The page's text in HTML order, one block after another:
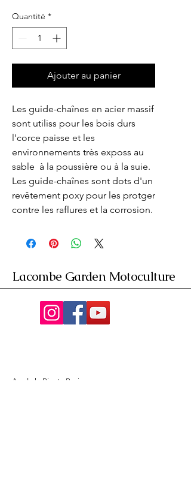
Quantité *
Ajouter au panier
Les guide-chaînes en acier massif
sont utiliss pour les bois durs
l'corce paisse et les
environnements très exposs au
sable  à la poussière ou à la suie.
Les guide-chaînes sont dots d'un
revêtement poxy pour les protger
contre les raflures et la corrosion.
Lacombe Garden Motoculture
Av. de la Riante Borie,